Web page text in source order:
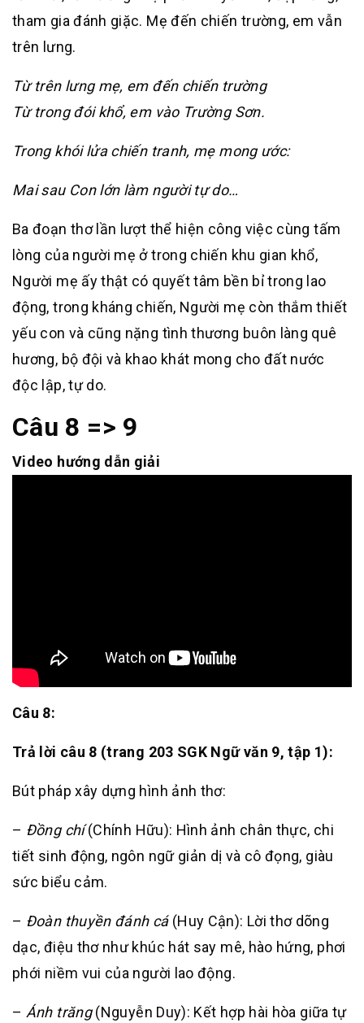
tham gia đánh giặc. Mẹ đến chiến trường, em vẫn
trên lưng.
Từ trên lưng mẹ, em đến chiến trường
Từ trong đói khổ, em vào Trường Sơn.
Trong khói lửa chiến tranh, mẹ mong ước:
Mai sau Con lớn làm người tự do…
Ba đoạn thơ lần lượt thể hiện công việc cùng tấm
lòng của người mẹ ở trong chiến khu gian khổ,
Người mẹ ấy thật có quyết tâm bền bỉ trong lao
động, trong kháng chiến, Người mẹ còn thắm thiết
yếu con và cũng nặng tình thương buôn làng quê
hương, bộ đội và khao khát mong cho đất nước
độc lập, tự do.
Câu 8 => 9
Video hướng dẫn giải
Câu 8:
Trả lời câu 8 (trang 203 SGK Ngữ văn 9, tập 1):
Bút pháp xây dựng hình ảnh thơ:
– Đồng chí(Chính Hữu): Hình ảnh chân thực, chi
tiết sinh động, ngôn ngữ giản dị và cô đọng, giàu
sức biểu cảm.
– Đoàn thuyền đánh cá(Huy Cận): Lời thơ dõng
dạc, điệu thơ như khúc hát say mê, hào hứng, phơi
phới niềm vui của người lao động.
– Ánh trăng(Nguyễn Duy): Kết hợp hài hòa giữa tự